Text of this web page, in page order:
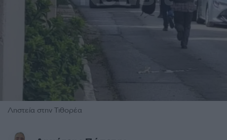
Ληστεία στην Τιθορέα